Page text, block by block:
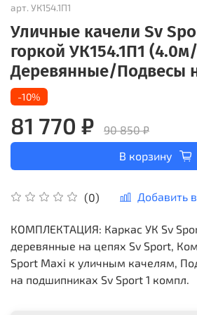
арт. УК154.1П1
Уличные качели Sv
горкой УК154.1П1 (4.0м/
Деревянные/Подвесы
(0) Добавить
-10%
81 770 ₽
90 850 ₽
В корзину
КОМПЛЕКТАЦИЯ: Каркас УК Sv
деревянные на цепях Sv Sport,
Sport Махi к уличным качелям,
на подшипниках Sv Sport 1 компл.